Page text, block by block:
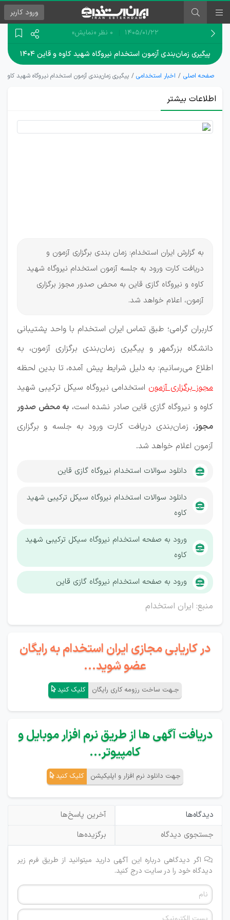
ورود کاربر
۱۴۰۵/۰۱/۲۲ 0 نظر «نمایش»
پیگیری زمان‌بندی آزمون استخدام نیروگاه شهید کاوه و قاین ۱۴۰۴
صفحه اصلی اخبار استخدامی پیگیری زمان‌بندی آزمون استخدام نیروگاه شهید کاوه و
اطلاعات بیشتر
پیگیری
به گزارش ایران استخدام: زمان بندی برگزاری آزمون و
دریافت کارت ورود به جلسه آزمون استخدام نیروگاه شهید
کاوه و نیروگاه گازی قاین به محض صدور مجوز برگزاری
آزمون، اعلام خواهد شد.
کاربران گرامی؛ طبق تماس ایران استخدام با واحد پشتیبانی
دانشگاه بزرگمهر و پیگیری زمان‌بندی برگزاری آزمون، به
اطلاع می‌رسانیم: به دلیل شرایط پیش آمده، تا بدین لحظه
مجوز برگزاری آزمون استخدامی نیروگاه سیکل ترکیبی شهید
کاوه و نیروگاه گازی قاین صادر نشده است، به محض صدور
مجوز، زمان‌بندی دریافت کارت ورود به جلسه و برگزاری
آزمون اعلام خواهد شد.
دانلود سوالات استخدام نیروگاه گازی قاین
دانلود سوالات استخدام نیروگاه سیکل ترکیبی شهید
کاوه
ورود به صفحه استخدام نیروگاه سیکل ترکیبی شهید
کاوه
ورود به صفحه استخدام نیروگاه گازی قاین
منبع: ایران استخدام
در کاریابی مجازی ایران استخدام به رایگان
عضو شوید...
جـهت ساخت رزومه کاری رایگان کلیک کنید
دریافت آگهی ها از طریق نرم افزار موبایل و
کامپیوتر...
جهت دانلود نرم افزار و اپلیکیشن کلیک کنید
دیدگاه‌ها
آخرین پاسخ‌ها
جستجوی دیدگاه
برگزیده‌ها
اگر دیدگاهی درباره این آگهی دارید میتوانید از طریق فرم زیر
دیدگاه خود را در سایت درج کنید.